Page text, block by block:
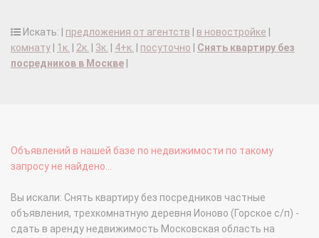
Искать: | предложения от агентств в новостройке
комнату
1к. 2к. 3к. 4+к. посуточно
Снять квартиру без
посредников в Москве
Объявлений в нашей базе по недвижимости по такому
запросу не найдено...
Вы искали: Снять квартиру без посредников частные
объявления, трехкомнатную деревня Ионово (Горское с/п) -
сдать в аренду недвижимость Московская область на